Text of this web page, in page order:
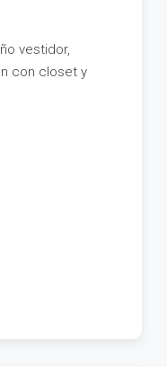
vestidor,
con closet y